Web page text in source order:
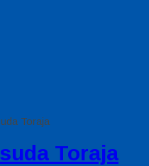
Toraja
Toraja